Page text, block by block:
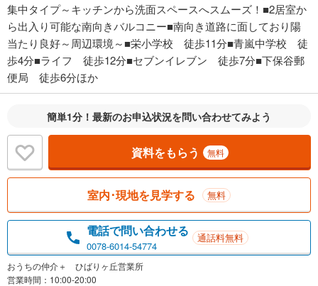
集中タイプ～キッチンから洗面スペースへスムーズ！■2居室か
ら出入り可能な南向きバルコニー■南向き道路に面しており陽
当たり良好～周辺環境～■栄小学校 徒歩11分■青嵐中学校 徒
歩4分■ライフ 徒歩12分■セブンイレブン 徒歩7分■下保谷郵
便局 徒歩6分ほか
簡単1分！最新のお申込状況を問い合わせてみよう
資料をもらう 無料
室内･現地を見学する 無料
電話で問い合わせる
0078-6014-54774
通話料無料
おうちの仲介＋ ひばりヶ丘営業所
営業時間：10:00-20:00